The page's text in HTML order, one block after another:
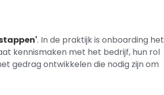
. In de praktijk is onboarding het
kennismaken met het bedrijf, hun rol
gedrag ontwikkelen die nodig zijn om